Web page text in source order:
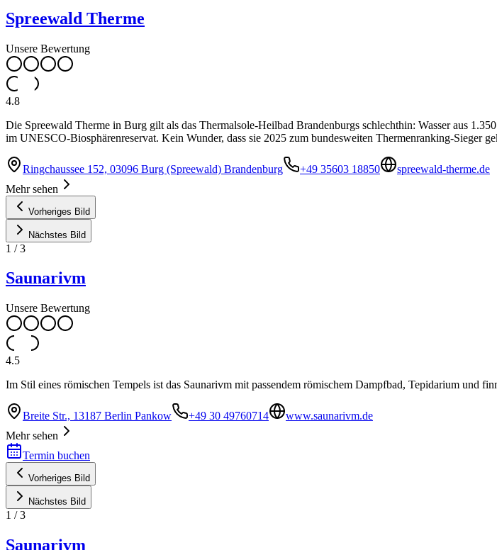
Spreewald Therme
Unsere Bewertung
4.8
Die Spreewald Therme in Burg gilt als das Thermalsole-Heilbad Brandenburgs schlechthin: Wasser aus
im UNESCO-Biosphärenreservat. Kein Wunder, dass sie 2025 zum bundesweiten Thermenranking-Sieger
Ringchaussee 152, 03096 Burg (Spreewald) Brandenburg +49 35603 18850
spreewald-therme.de
Mehr sehen
Vorheriges Bild
Nächstes Bild
1 /3
Saunarivm
Unsere Bewertung
4.5
Im Stil eines römischen Tempels ist das Saunarivm mit passendem römischem Dampfbad, Tepidarium und
Breite Str., 13187 Berlin Pankow +49 30 49760714
www.saunarivm.de
Mehr sehen
Termin buchen
Vorheriges Bild
Nächstes Bild
1 /3
Saunarivm